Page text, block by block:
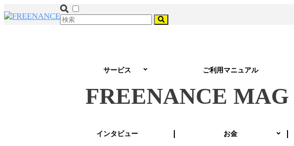
サービス ご利用マニュアル
FREENANCE MAG
インタビュー お金